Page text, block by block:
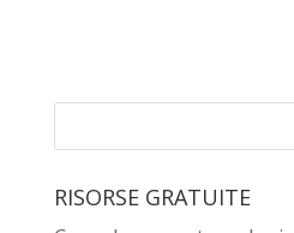
RISORSE GRATUITE